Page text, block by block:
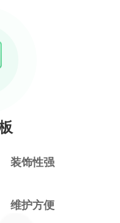
装饰性强
维护方便